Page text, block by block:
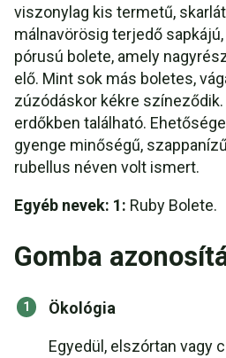
viszonylag kis termetű,
málnavörösig terjedő
pórusú bolete, amely
elő. Mint sok más boletes,
zúzódáskor kékre
erdőkben található.
gyenge minőségű,
rubellus néven volt ismert.
Egyéb nevek: 1: Ruby Bolete.
Gomba
Ökológia
Egyedül, elszórtan vagy